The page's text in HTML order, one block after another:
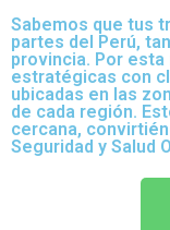
Sabemos que tus
partes del Perú,
provincia. Por
estratégicas con
ubicadas en las
de cada región.
cercana,
Seguridad y Salud